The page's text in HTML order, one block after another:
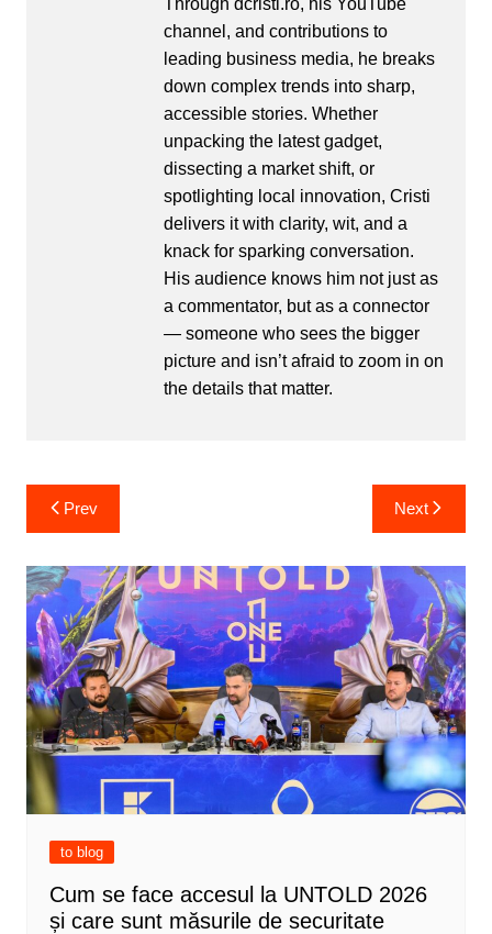
Through dcristi.ro, his YouTube
channel, and contributions to
leading business media, he breaks
down complex trends into sharp,
accessible stories. Whether
unpacking the latest gadget,
dissecting a market shift, or
spotlighting local innovation, Cristi
delivers it with clarity, wit, and a
knack for sparking conversation.
His audience knows him not just as
a commentator, but as a connector
— someone who sees the bigger
picture and isn’t afraid to zoom in on
the details that matter.
Post
navigation
Prev Next
to blog
Cum se face accesul la UNTOLD 2026
și care sunt măsurile de securitate